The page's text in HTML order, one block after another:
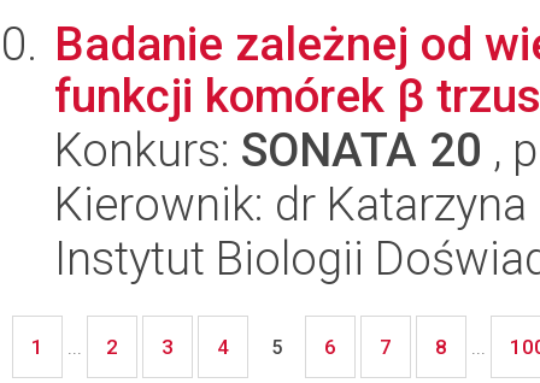
Badanie zależnej od
funkcji komórek β
Konkurs: SONATA 20 ,
Kierownik: dr
Instytut Biologii
1 ... 2 3 4 5 6 7 8 ...